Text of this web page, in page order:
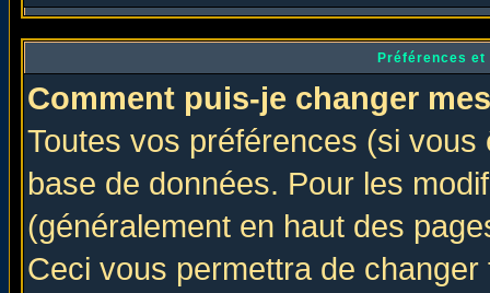
Préférences
Comment puis-je changer
Toutes vos préférences (si
base de données. Pour les
(généralement en haut des
Ceci vous permettra de